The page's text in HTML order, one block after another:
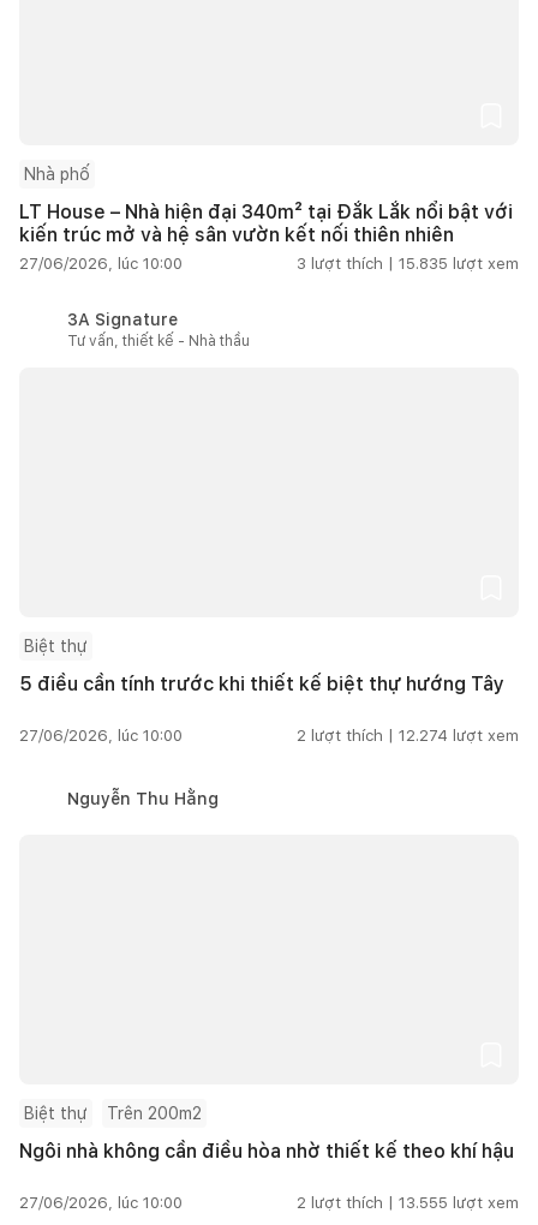
Nhà phố
LT House – Nhà hiện đại 340m² tại Đắk Lắk nổi bật với
kiến trúc mở và hệ sân vườn kết nối thiên nhiên
27/06/2026, lúc 10:00 3 lượt thích | 15.835 lượt xem
3A Signature
Tư vấn, thiết kế - Nhà thầu
Biệt thự
5 điều cần tính trước khi thiết kế biệt thự hướng Tây
27/06/2026, lúc 10:00 2 lượt thích | 12.274 lượt xem
Nguyễn Thu Hằng
Biệt thự Trên 200m2
Ngôi nhà không cần điều hòa nhờ thiết kế theo khí hậu
27/06/2026, lúc 10:00 2 lượt thích | 13.555 lượt xem